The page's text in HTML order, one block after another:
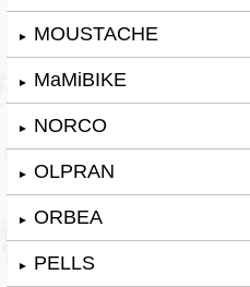
► MOUSTACHE
► MaMiBIKE
► NORCO
► OLPRAN
► ORBEA
► PELLS